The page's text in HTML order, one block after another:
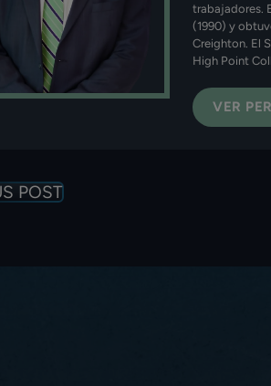
trabajadores.
(1990) y
Creighton. El
High Point
VER
POST